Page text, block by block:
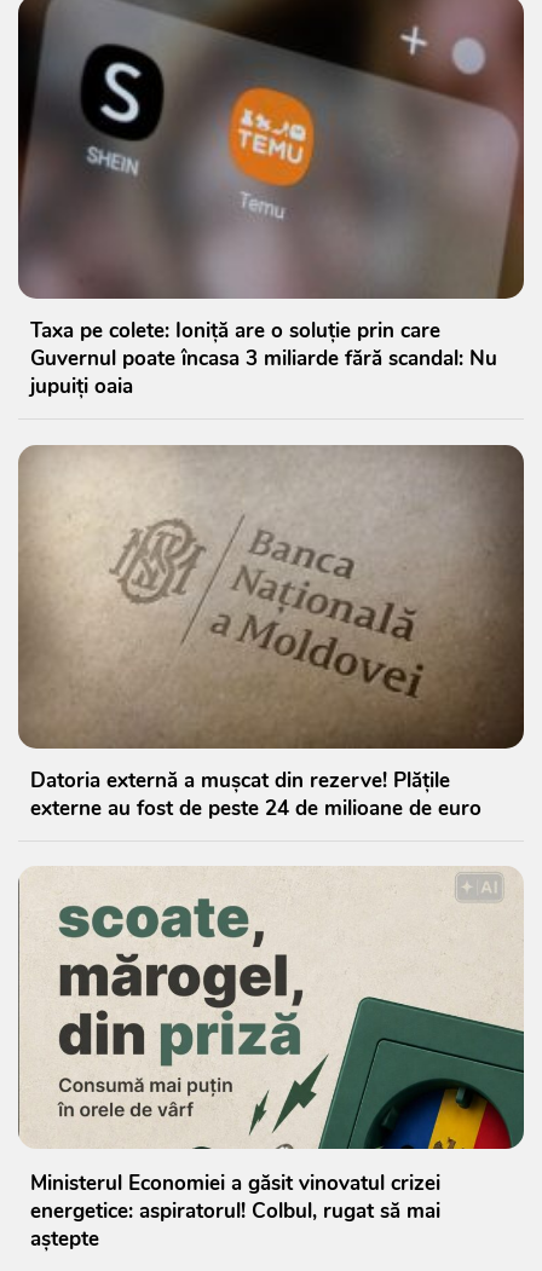
Taxa pe colete: Ioniță are o soluție prin care
Guvernul poate încasa 3 miliarde fără scandal: Nu
jupuiți oaia
Datoria externă a mușcat din rezerve! Plățile
externe au fost de peste 24 de milioane de euro
Ministerul Economiei a găsit vinovatul crizei
energetice: aspiratorul! Colbul, rugat să mai
aștepte